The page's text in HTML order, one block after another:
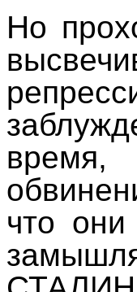
Но
время,
что